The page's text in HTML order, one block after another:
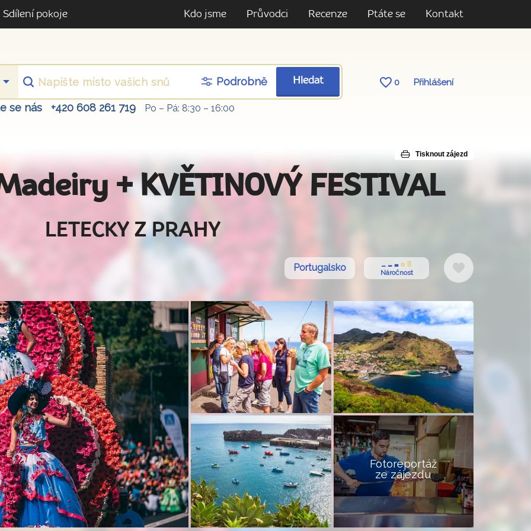
Sdílení pokoje Kdo jsme Průvodci Recenze Ptáte se Kontakt
Podrobně Hledat 0 Přihlášení
se nás +420 608 261 719 Po – Pá: 8:30 – 16:00
Tisknout zájezd
+ KVĚTINOVÝ FESTIVAL
LETECKY Z PRAHY
Portugalsko Náročnost
Do
oblíbených
Fotoreportáž
ze zájezdu